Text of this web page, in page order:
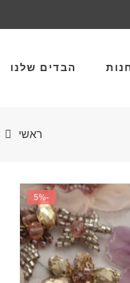
הבדים שלנו
ראשי
-5%